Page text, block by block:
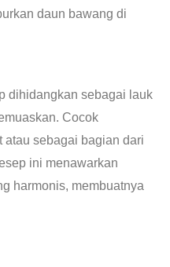
daun bawang di
dihidangkan sebagai lauk
Cocok
sebagai bagian dari
ini menawarkan
harmonis, membuatnya